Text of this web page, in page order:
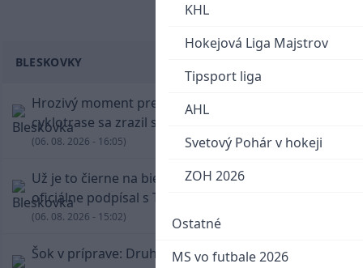
KHL
Hokejová Liga Majstrov
Tipsport liga
AHL
Svetový Pohár v hokeji
ZOH 2026
Ostatné
MS vo futbale 2026
BLESKOVKY
Hrozivý moment pre Zdena Cháru! Na
cyklotrase sa zrazil s bežcom
(06. 08. 2026 - 16:05)
Už je to čierne na bielom: Mohamed Salah
oficiálne podpísal s Trabzonsporom
(06. 08. 2026 - 15:02)
Šok v príprave: Druholigová Mallorca s